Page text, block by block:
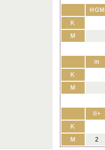
HGM
K
M
m
K
M
II+
K
M
2